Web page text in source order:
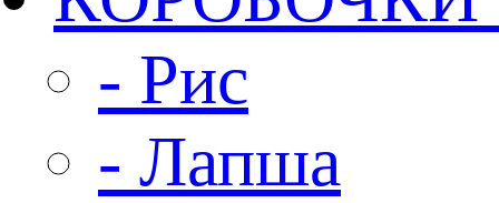
- Рис
- Лапша